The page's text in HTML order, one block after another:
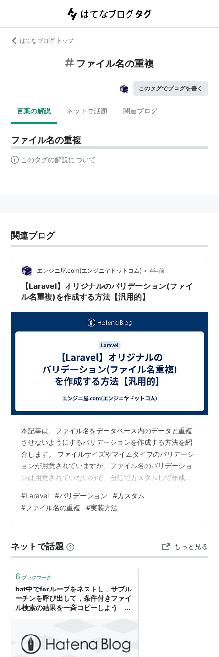
はてなブログ トップ
ファイル名の重複
このタグでブログを書く
言葉の解説 ネットで話題 関連ブログ
ファイル名の重複
このタグの解説について
関連ブログ
エンジニ屋.com(エンジニヤドットコム) • 4年前
【Laravel】オリジナルのバリデーション(ファイ
ル名重複)を作成する方法【汎用的】
本記事は、ファイル名をデータベース内のデータと重複
させないようにするバリデーションを作成する方法を紹
介します。 ファイルサイズやマイムタイプのバリデーシ
ョンが用意されていますが、ファイル名のバリデーショ
ンは用意されていないので、自信でカスタムして作成す
提 filesテーブルが存在 テーブルにfile_nameというファ
イル名を保存するカラムが存在 ModelのFile.phpが存在
Rulesディレクトリにバリデーションルールのファイルを
php artisan make:rule Fi…
#Laravel #バリデーション #カスタム
#ファイル名の重複 #実装方法
ネットで話題 もっと見る
6 ブックマーク
bat中でforループをネストし，サブル
ーチンを呼び出して，条件付きファイ
ル検索の結果を一斉コピーしよう